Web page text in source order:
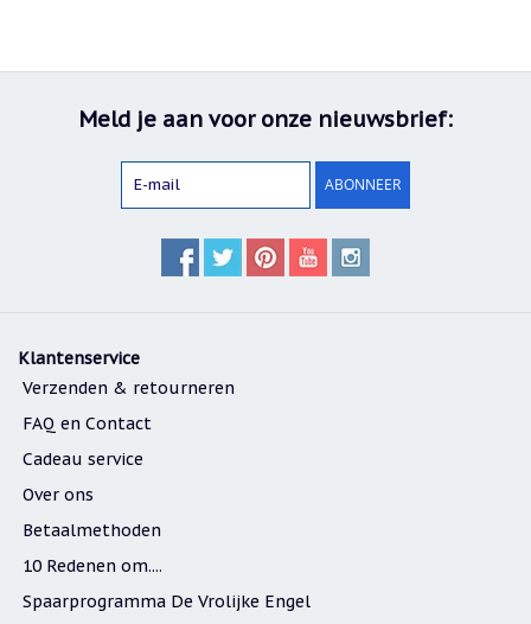
Meld je aan voor onze nieuwsbrief:
ABONNEER
Klantenservice
Verzenden & retourneren
FAQ en Contact
Cadeau service
Over ons
Betaalmethoden
10 Redenen om....
Spaarprogramma De Vrolijke Engel